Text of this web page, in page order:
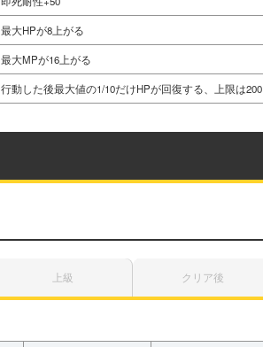
最大HPが8上がる
最大MPが16上がる
行動した後最大値の1/10だけHPが回復する、上限は200
上級 クリア後